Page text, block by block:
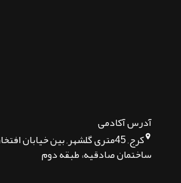
آدرس آکادمی
کرج, 45متری گلشهر, بین خیابان
ساختمان صادقیه، طبقه دوم